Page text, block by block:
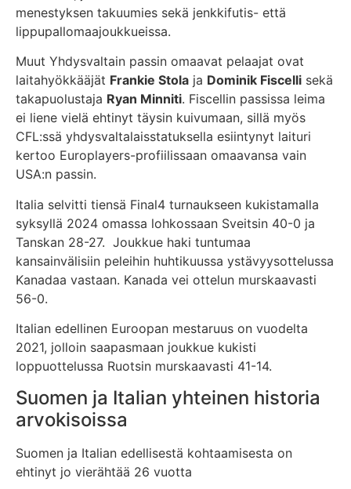
menestyksen takuumies sekä jenkkifutis- että
lippupallomaajoukkueissa.
Muut Yhdysvaltain passin omaavat pelaajat ovat
laitahyökkääjät Frankie Stola ja Dominik Fiscelli sekä
takapuolustaja Ryan Minniti. Fiscellin passissa leima
ei liene vielä ehtinyt täysin kuivumaan, sillä myös
CFL:ssä yhdysvaltalaisstatuksella esiintynyt laituri
kertoo Europlayers-profiilissaan omaavansa vain
USA:n passin.
Italia selvitti tiensä Final4 turnaukseen kukistamalla
syksyllä 2024 omassa lohkossaan Sveitsin 40-0 ja
Tanskan 28-27. Joukkue haki tuntumaa
kansainvälisiin peleihin huhtikuussa ystävyysottelussa
Kanadaa vastaan. Kanada vei ottelun murskaavasti
56-0.
Italian edellinen Euroopan mestaruus on vuodelta
2021, jolloin saapasmaan joukkue kukisti
loppuottelussa Ruotsin murskaavasti 41-14.
Suomen ja Italian yhteinen historia
arvokisoissa
Suomen ja Italian edellisestä kohtaamisesta on
ehtinyt jo vierähtää 26 vuotta